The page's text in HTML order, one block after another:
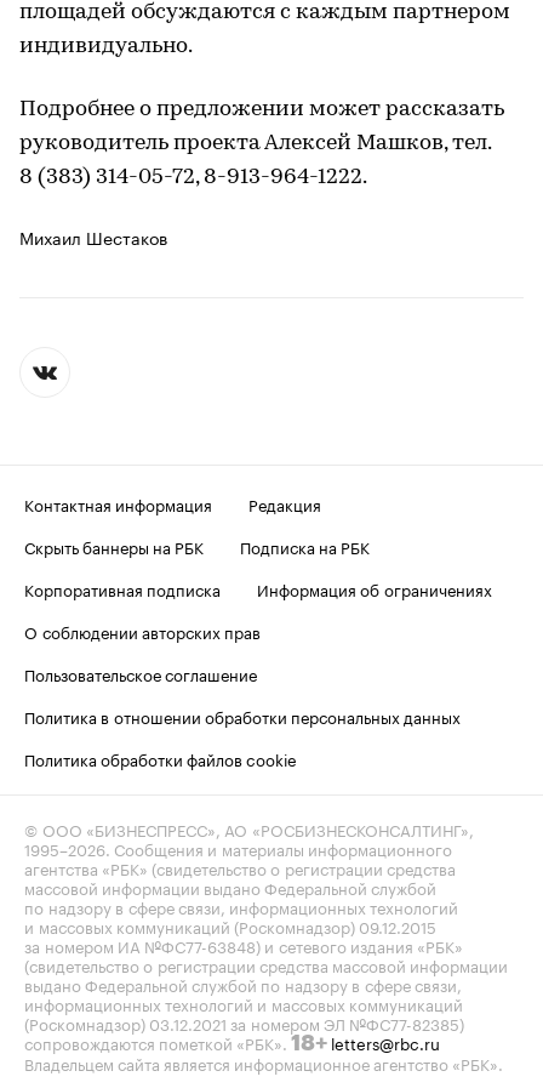
площадей обсуждаются с каждым партнером
индивидуально.
Подробнее о предложении может рассказать
руководитель проекта Алексей Машков, тел.
8 (383) 314-05-72, 8-913-964-1222.
Михаил Шестаков
Контактная информация
Редакция
Скрыть баннеры на РБК
Подписка на РБК
Корпоративная подписка
Информация об ограничениях
О соблюдении авторских прав
Пользовательское соглашение
Политика в отношении обработки персональных данных
Политика обработки файлов cookie
© ООО «БИЗНЕСПРЕСС», АО «РОСБИЗНЕСКОНСАЛТИНГ»,
1995–2026. Сообщения и материалы информационного
агентства «РБК» (свидетельство о регистрации средства
массовой информации выдано Федеральной службой
по надзору в сфере связи, информационных технологий
и массовых коммуникаций (Роскомнадзор) 09.12.2015
за номером ИА №ФС77-63848) и сетевого издания «РБК»
(свидетельство о регистрации средства массовой информации
выдано Федеральной службой по надзору в сфере связи,
информационных технологий и массовых коммуникаций
(Роскомнадзор) 03.12.2021 за номером ЭЛ №ФС77-82385)
сопровождаются пометкой «РБК». 18+ letters@rbc.ru
Владельцем сайта является информационное агентство «РБК».